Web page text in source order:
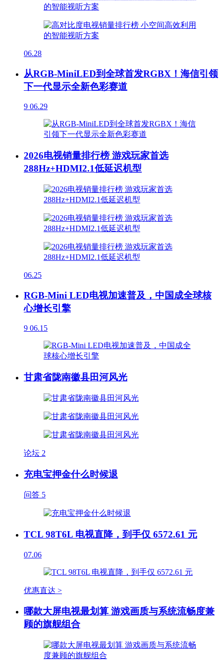
06.28
从RGB-MiniLED到全球首发RGBX！海信引领
下一代显示全新色彩赛道
9 06.29
2026电视销量排行榜 游戏玩家首选
288Hz+HDMI2.1低延迟机型
06.25
RGB-Mini LED电视加速普及，中国成全球核
心增长引擎
9 06.15
甘肃省陇南徽县田河风光
论坛 2
充电宝押金什么时候退
问答 5
TCL 98T6L 电视直降，到手仅 6572.61 元
07.06
优惠直达 >
哪款大屏电视最划算 游戏画质与系统流畅度兼
顾的旗舰组合